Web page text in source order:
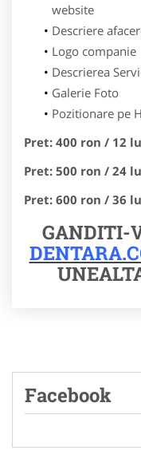
website
Descriere
Logo companie
Descrierea
Galerie Foto
Pozitionare pe
Pret: 400 ron / 12
Pret: 500 ron / 24
Pret: 600 ron / 36
GANDITI-
Facebook